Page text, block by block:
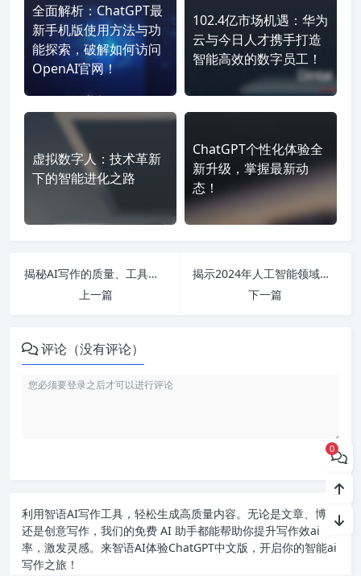
全面解析：ChatGPT最
新手机版使用方法与功
能探索，破解如何访问
OpenAI官网！
102.4亿市场机遇：华为
云与今日人才携手打造
智能高效的数字员工！
虚拟数字人：技术革新
下的智能进化之路
ChatGPT个性化体验全
新升级，掌握最新动
态！
揭秘AI写作的质量、工具选择以及版权等问题
上一篇
揭示2024年人工智能领域的十项颠覆性技术趋势及其对行业的深远影响！
下一篇
评论（没有评论）
利用智语AI写作工具，轻松生成高质量内容。无论是文章、博客
还是创意写作，我们的免费 AI 助手都能帮助你提升写作效ai
率，激发灵感。来智语AI体验ChatGPT中文版 ，开启你的智能ai
写作之旅！
0